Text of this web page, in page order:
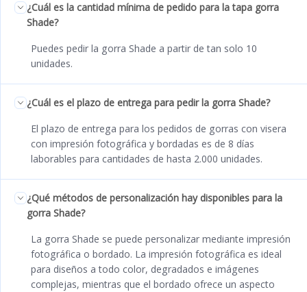
¿Cuál es la cantidad mínima de pedido para la tapa gorra
Shade?
Puedes pedir la gorra Shade a partir de tan solo 10
unidades.
¿Cuál es el plazo de entrega para pedir la gorra Shade?
El plazo de entrega para los pedidos de gorras con visera
con impresión fotográfica y bordadas es de 8 días
laborables para cantidades de hasta 2.000 unidades.
¿Qué métodos de personalización hay disponibles para la
gorra Shade?
La gorra Shade se puede personalizar mediante impresión
fotográfica o bordado. La impresión fotográfica es ideal
para diseños a todo color, degradados e imágenes
complejas, mientras que el bordado ofrece un aspecto